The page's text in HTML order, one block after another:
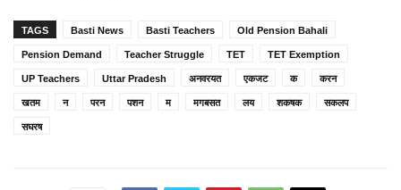
TAGS Basti News Basti Teachers Old Pension Bahali
Pension Demand Teacher Struggle TET TET Exemption
UP Teachers Uttar Pradesh अनवरयत एकजट क करन
खतम न परन पशन म मगबसत लय शकषक सकलप
सघरष